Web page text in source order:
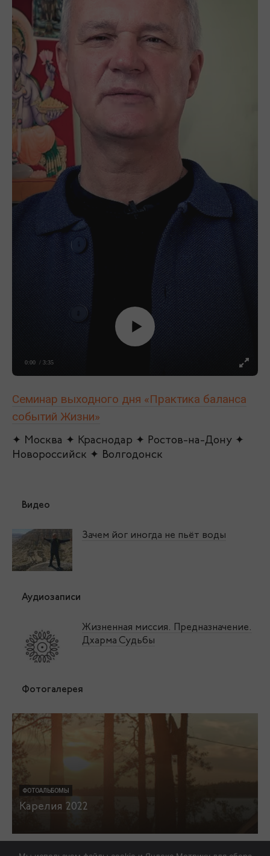
0:00 / 3:35
Семинар выходного дня «Практика баланса
событий Жизни»
✦ Москва ✦ Краснодар ✦ Ростов-на-Дону ✦
Новороссийск ✦ Волгодонск
Видео
Зачем йог иногда не пьёт воды
Аудиозаписи
Жизненная миссия. Предназначение.
Дхарма Судьбы
Фотогалерея
ФОТОАЛЬБОМЫ
Карелия 2022